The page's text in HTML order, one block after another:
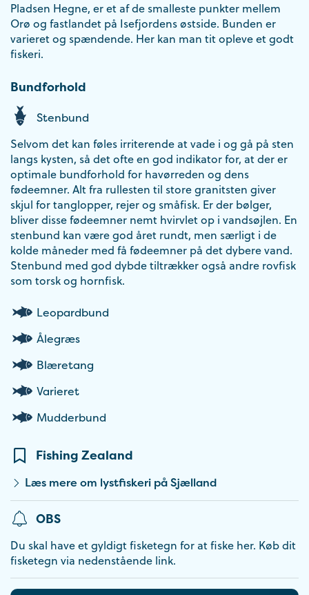
Pladsen Hegne, er et af de smalleste punkter mellem
Orø og fastlandet på Isefjordens østside. Bunden er
varieret og spændende. Her kan man tit opleve et godt
fiskeri.
Bundforhold
Stenbund
Selvom det kan føles irriterende at vade i og gå på sten
langs kysten, så det ofte en god indikator for, at der er
optimale bundforhold for havørreden og dens
fødeemner. Alt fra rullesten til store granitsten giver
skjul for tanglopper, rejer og småfisk. Er der bølger,
bliver disse fødeemner nemt hvirvlet op i vandsøjlen. En
stenbund kan være god året rundt, men særligt i de
kolde måneder med få fødeemner på det dybere vand.
Stenbund med god dybde tiltrækker også andre rovfisk
som torsk og hornfisk.
Leopardbund
Ålegræs
Blæretang
Varieret
Mudderbund
Fishing Zealand
Læs mere om lystfiskeri på Sjælland
OBS
Du skal have et gyldigt fisketegn for at fiske her. Køb dit
fisketegn via nedenstående link.